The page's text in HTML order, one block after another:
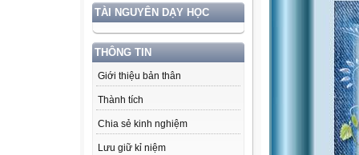
TÀI NGUYÊN DẠY HỌC
THÔNG TIN
Giới thiệu bản thân
Thành tích
Chia sẻ kinh nghiệm
Lưu giữ kỉ niệm